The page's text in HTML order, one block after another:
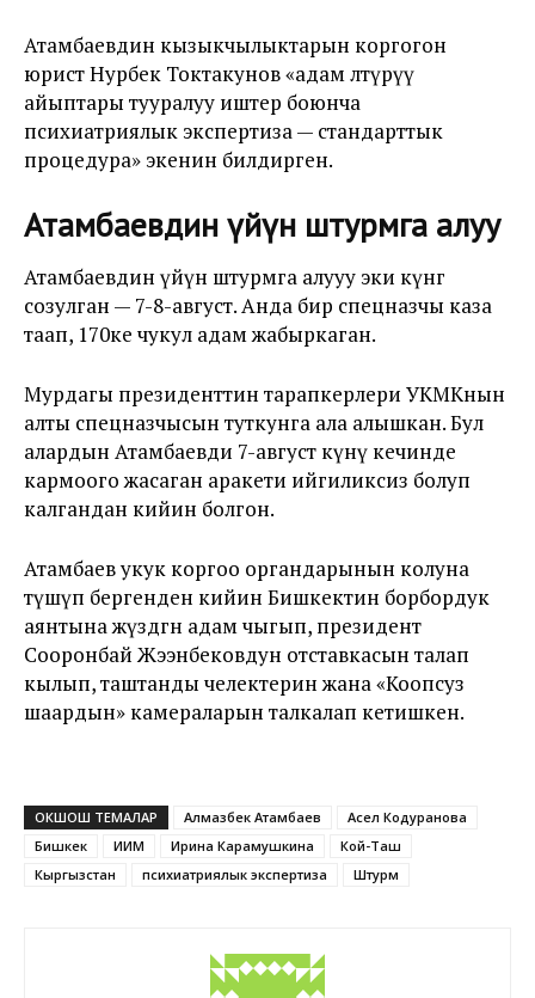
Атамбаевдин кызыкчылыктарын коргогон
юрист Нурбек Токтакунов «адам өлтүрүү
айыптары тууралуу иштер боюнча
психиатриялык экспертиза — стандарттык
процедура» экенин билдирген.
Атамбаевдин үйүн штурмга алуу
Атамбаевдин үйүн штурмга алууу эки күнгө
созулган — 7-8-август. Анда бир спецназчы каза
таап, 170ке чукул адам жабыркаган.
Мурдагы президенттин тарапкерлери УКМКнын
алты спецназчысын туткунга ала алышкан. Бул
алардын Атамбаевди 7-август күнү кечинде
кармоого жасаган аракети ийгиликсиз болуп
калгандан кийин болгон.
Атамбаев укук коргоо органдарынын колуна
түшүп бергенден кийин Бишкектин борбордук
аянтына жүздөгөн адам чыгып, президент
Сооронбай Жээнбековдун отставкасын талап
кылып, таштанды челектерин жана «Коопсуз
шаардын» камераларын талкалап кетишкен.
ОКШОШ ТЕМАЛАР Алмазбек Атамбаев
Асел Кодуранова
Бишкек
ИИМ Ирина Карамушкина
Кой-Таш
Кыргызстан
психиатриялык экспертиза Штурм